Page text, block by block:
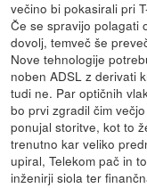
večino bi pokasirali pri
Če se spravijo polagati
dovolj, temveč še
Nove tehnologije
noben ADSL z derivati
tudi ne. Par optičnih
bo prvi zgradil čim
ponujal storitve, kot to
trenutno kar veliko
upiral, Telekom pač in
inženirji siola ter